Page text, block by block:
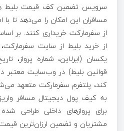
سرویس تضمین کف قیمت بلیط
مسافران این امکان را می‌دهد تا
از سفرمارکت خریداری کنند. بر
از خرید بلیط از سایت
یکسان (ایرلاین، شماره پرواز،
قوانین بلیط) در وب‌سایت معتبر
کند، پلتفرم سفرمارکت متعهد
به کیف پول دیجیتال مسافر
برای پروازهای داخلی طراحی
مشتریان و تضمین ارزان‌ترین